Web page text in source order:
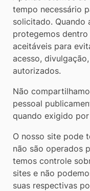
tempo necessário
solicitado. Quando
protegemos
aceitáveis ​​para
acesso,
autorizados.
Não
pessoal
quando exigido por
O nosso site pode
não são operados
temos controle
sites e não
suas respectivas